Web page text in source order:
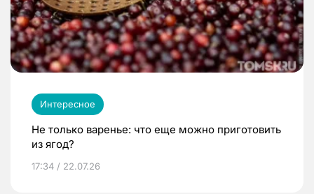
Интересное
Не только варенье: что еще можно приготовить
из ягод?
17:34 / 22.07.26